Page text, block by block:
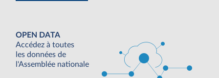
OPEN DATA
Accédez à toutes
les données de
l'Assemblée nationale